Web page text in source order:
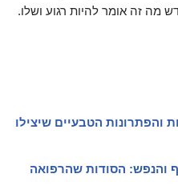
מה זה אומר להיות רגוע ושלו.
והפתרונות הטבעיים שיצילו
והנפש: הסודות שהרפואה